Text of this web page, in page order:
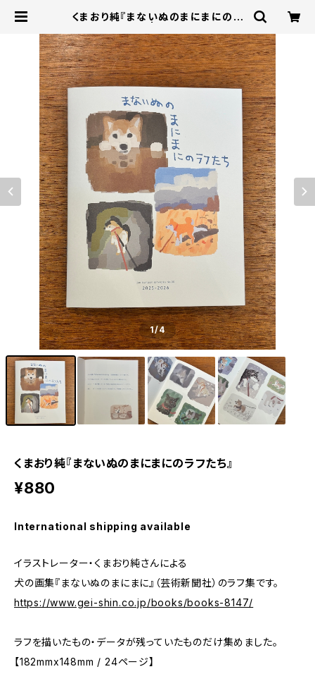
くまおり純『まないぬのまにまにのラ
1/4
くまおり純『まないぬのまにまにのラフたち』
¥880
International shipping available
イラストレーター・くまおり純さんによる
犬の画集『まないぬのまにまに』（芸術新聞社）のラフ集です。
https://www.gei-shin.co.jp/books/books-8147/
ラフを描いたもの・データが残っていたものだけ集めました。
【182mmx148mm / 24ページ】